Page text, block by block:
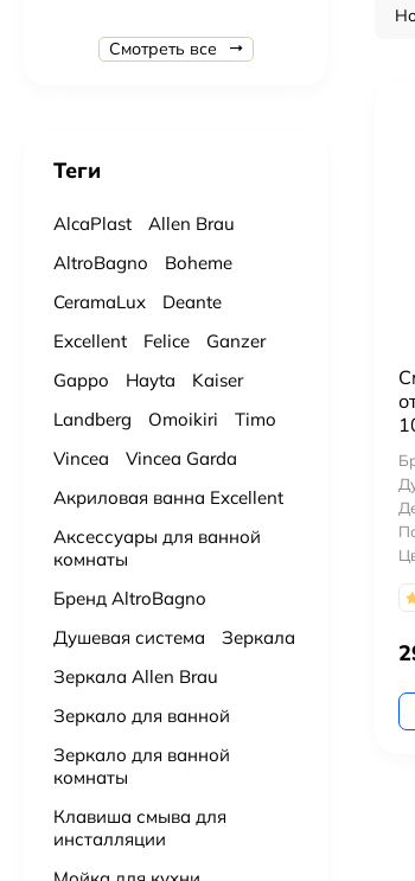
64 500₽ 99 300₽
12 780₽ 14 200₽
14 000₽
Смотреть все
Теги
AlcaPlast
Allen Brau
AltroBagno
Boheme
CeramaLux
Deante
Excellent
Felice
Ganzer
Gappo
Hayta
Kaiser
Landberg
Omoikiri
Timo
Vincea
Vincea Garda
Акриловая ванна Excellent
Аксессуары для ванной
комнаты
Бренд AltroBagno
Душевая система
Зеркала
Зеркала Allen Brau
Зеркало для ванной
Зеркало для ванной
комнаты
Клавиша смыва для
инсталляции